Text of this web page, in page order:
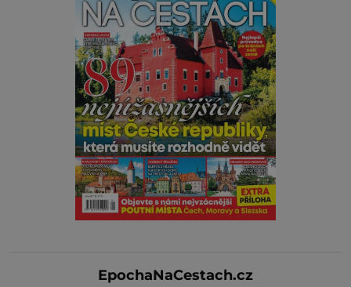
EpochaNaCestach.cz